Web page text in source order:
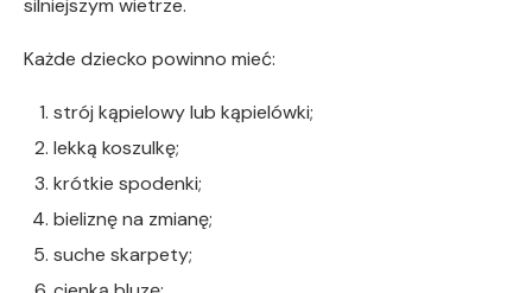
silniejszym wietrze.
Każde dziecko powinno mieć:
strój kąpielowy lub kąpielówki;
lekką koszulkę;
krótkie spodenki;
bieliznę na zmianę;
suche skarpety;